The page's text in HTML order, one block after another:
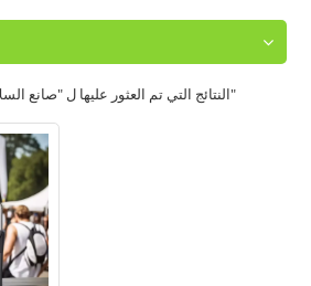
1 النتائج التي تم العثور عليها ل "صانع السلاش للمشروبات المجمدة"